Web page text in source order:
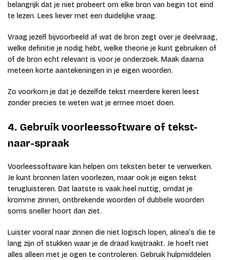
belangrijk dat je niet probeert om elke bron van begin tot eind
te lezen. Lees liever met een duidelijke vraag.
Vraag jezelf bijvoorbeeld af wat de bron zegt over je deelvraag,
welke definitie je nodig hebt, welke theorie je kunt gebruiken of
of de bron echt relevant is voor je onderzoek. Maak daarna
meteen korte aantekeningen in je eigen woorden.
Zo voorkom je dat je dezelfde tekst meerdere keren leest
zonder precies te weten wat je ermee moet doen.
4. Gebruik voorleessoftware of tekst-
naar-spraak
Voorleessoftware kan helpen om teksten beter te verwerken.
Je kunt bronnen laten voorlezen, maar ook je eigen tekst
terugluisteren. Dat laatste is vaak heel nuttig, omdat je
kromme zinnen, ontbrekende woorden of dubbele woorden
soms sneller hoort dan ziet.
Luister vooral naar zinnen die niet logisch lopen, alinea’s die te
lang zijn of stukken waar je de draad kwijtraakt. Je hoeft niet
alles alleen met je ogen te controleren. Gebruik hulpmiddelen